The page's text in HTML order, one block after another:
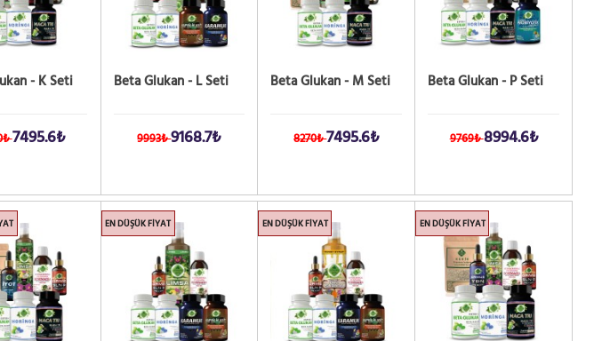
- K Seti
7495.6₺
Beta Glukan - L Seti
9993₺9168.7₺
Beta Glukan - M Seti
8270₺7495.6₺
Beta Glukan - P Seti
9769₺8994.6₺
EN DÜŞÜK FIYAT EN DÜŞÜK FIYAT EN DÜŞÜK FIYAT